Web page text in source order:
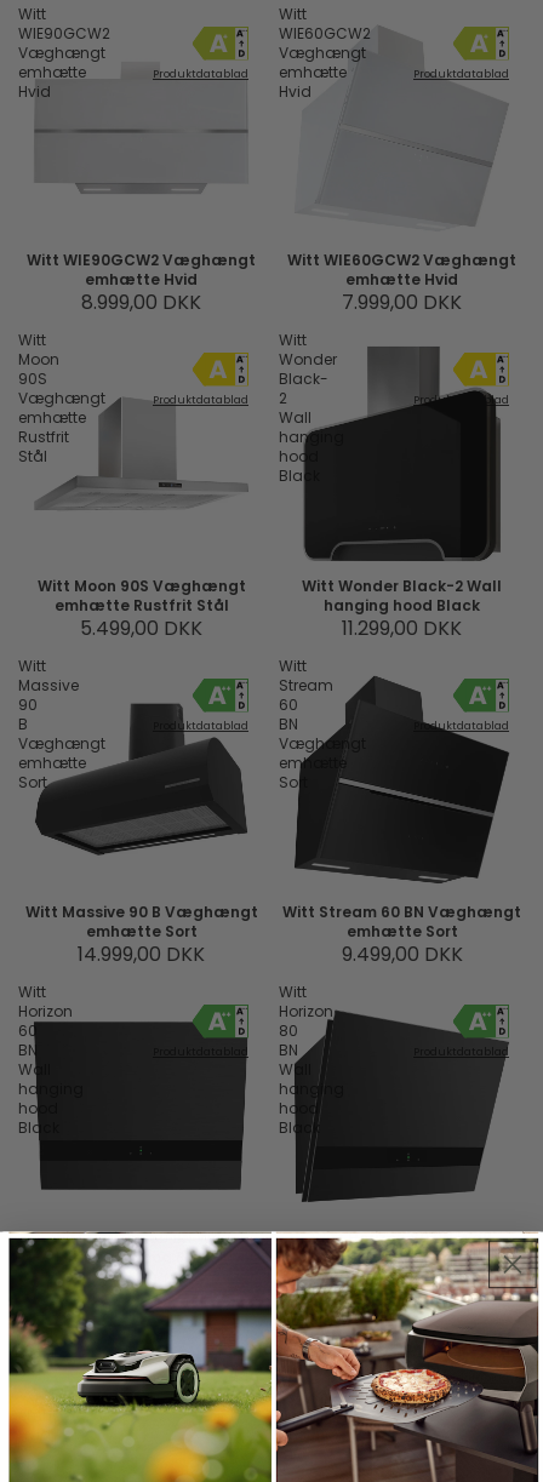
Witt
WIE90GCW2
Væghængt
emhætte
Hvid
Produktdatablad
Witt WIE90GCW2 Væghængt
emhætte Hvid
8.999,00 DKK
Witt
WIE60GCW2
Væghængt
emhætte
Hvid
Produktdatablad
Witt WIE60GCW2 Væghængt
emhætte Hvid
7.999,00 DKK
Witt
Moon
90S
Væghængt
emhætte
Rustfrit
Stål
Produktdatablad
Witt Moon 90S Væghængt
emhætte Rustfrit Stål
5.499,00 DKK
Witt
Wonder
Black-
2
Wall
hanging
hood
Black
Produktdatablad
Witt Wonder Black-2 Wall
hanging hood Black
11.299,00 DKK
Witt
Massive
90
B
Væghængt
emhætte
Sort
Produktdatablad
Witt Massive 90 B Væghængt
emhætte Sort
14.999,00 DKK
Witt
Stream
60
BN
Væghængt
emhætte
Sort
Produktdatablad
Witt Stream 60 BN Væghængt
emhætte Sort
9.499,00 DKK
Witt
Horizon
60
BN
Wall
hanging
hood
Black
Witt Horizon 60 BN Wall
hanging hood Black
8.999,00 DKK
Witt
Horizon
80
BN
Wall
hanging
hood
Black
Produktdatablad
Witt Horizon 80 BN Wall
hanging hood Black
9.999,00 DKK
Witt
Chubby
White-
2
Væghængt
emhætte
Hvid
Produktdatablad
Witt
Cross
90
SN
Væghængt
emhætte
Rustfrit
Stål
Produktdatablad